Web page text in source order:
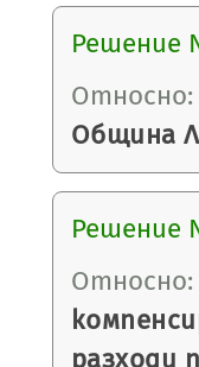
Решение
Относно:
Община
Решение
Относно:
разходи